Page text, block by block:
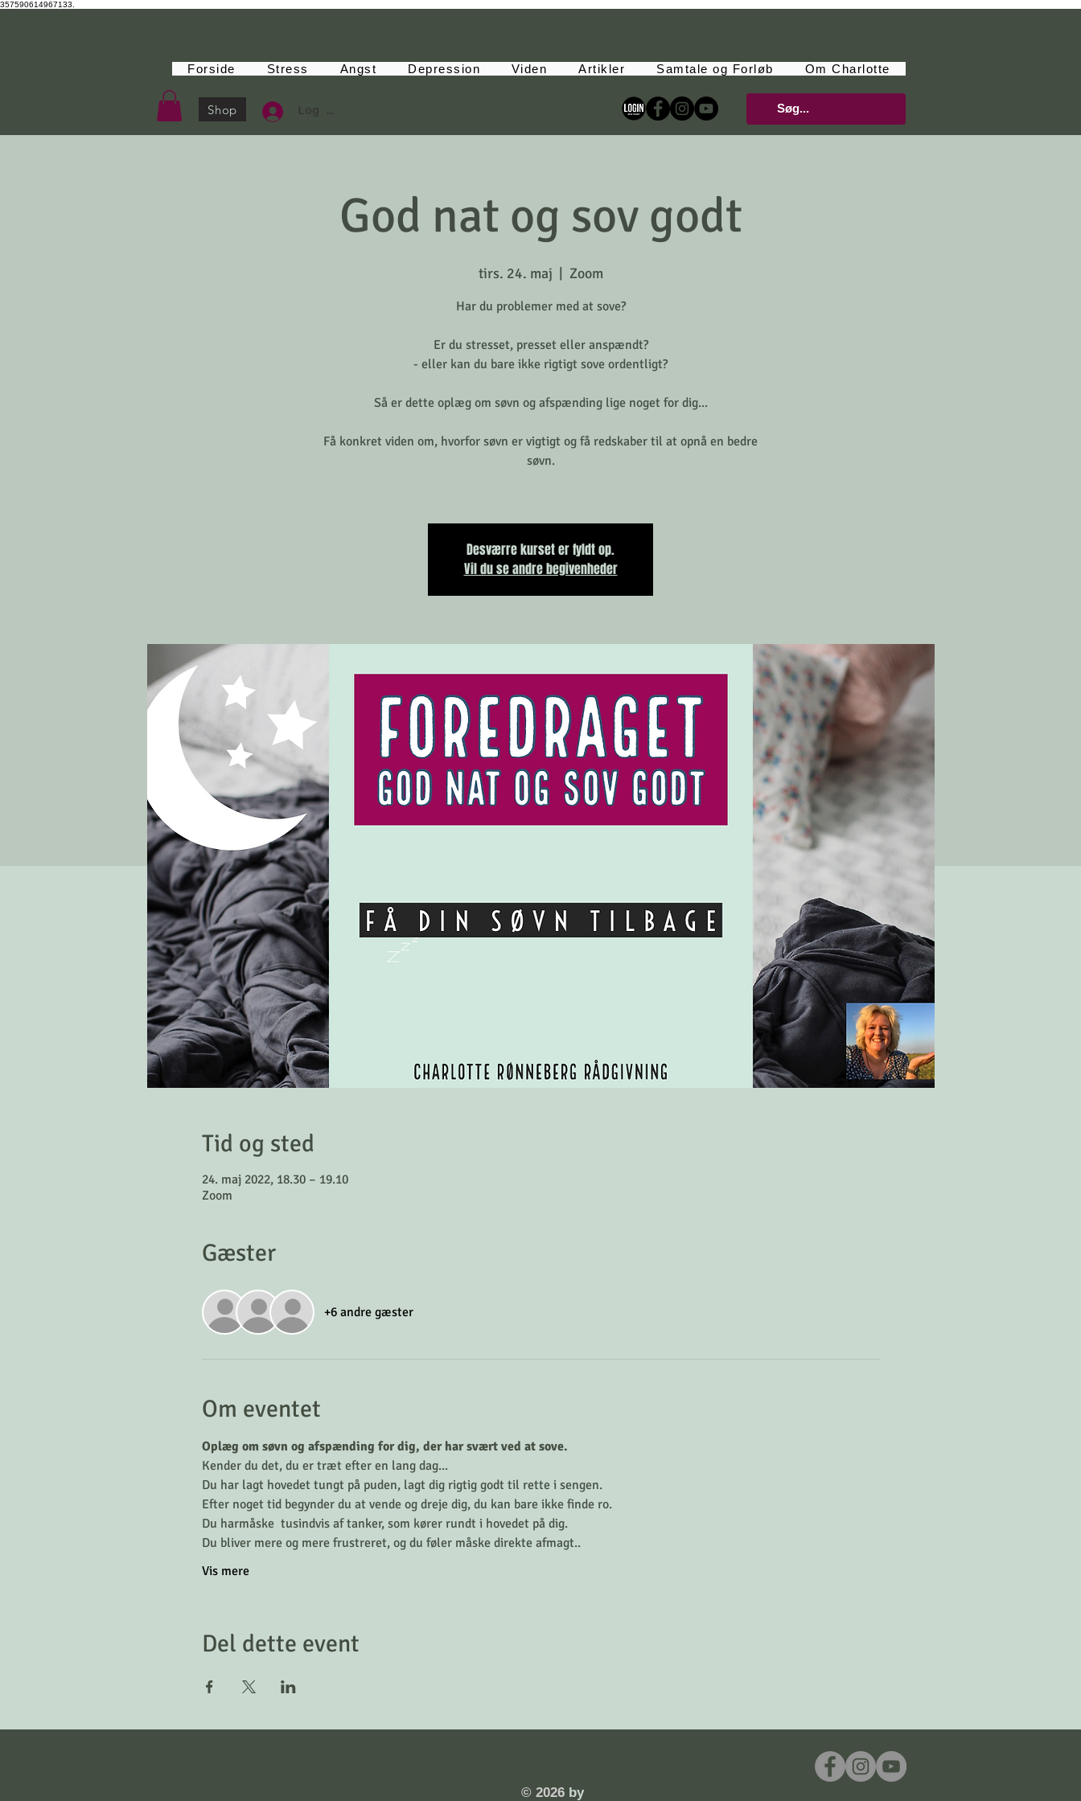
357590614967133.
Forside Stress Angst Depression Viden Artikler Samtale og Forløb Om Charlotte
Shop Log Ind
God nat og sov godt
tirs. 24. maj Zoom
Har du problemer med at sove?
Er du stresset, presset eller anspændt?
- eller kan du bare ikke rigtigt sove ordentligt?
Så er dette oplæg om søvn og afspænding lige noget for dig...
Få konkret viden om, hvorfor søvn er vigtigt og få redskaber til at opnå en bedre
søvn.
Desværre kurset er fyldt op.
Vil du se andre begivenheder
Tid og sted
24. maj 2022, 18.30 – 19.10
Zoom
Gæster
+6 andre gæster
Om eventet
Oplæg om søvn og afspænding for dig, der har svært ved at sove.
Kender du det, du er træt efter en lang dag...
Du har lagt hovedet tungt på puden, lagt dig rigtig godt til rette i sengen.
Efter noget tid begynder du at vende og dreje dig, du kan bare ikke finde ro.
Du harmåske  tusindvis af tanker, som kører rundt i hovedet på dig.
Du bliver mere og mere frustreret, og du føler måske direkte afmagt..
Vis mere
Del dette event
​© 2026 by